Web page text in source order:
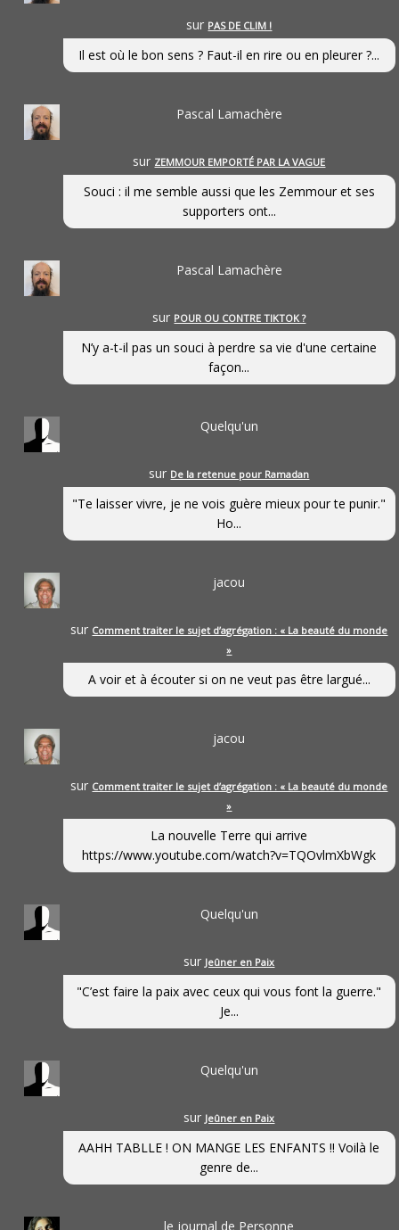
sur PAS DE CLIM !
Il est où le bon sens ? Faut-il en rire ou en pleurer ?...
Pascal Lamachère
sur ZEMMOUR EMPORTÉ PAR LA VAGUE
Souci : il me semble aussi que les Zemmour et ses
supporters ont...
Pascal Lamachère
sur POUR OU CONTRE TIKTOK ?
N’y a-t-il pas un souci à perdre sa vie d'une certaine
façon...
Quelqu'un
sur De la retenue pour Ramadan
"Te laisser vivre, je ne vois guère mieux pour te punir."
Ho...
jacou
sur Comment traiter le sujet d’agrégation : « La beauté du monde
»
A voir et à écouter si on ne veut pas être largué...
jacou
sur Comment traiter le sujet d’agrégation : « La beauté du monde
»
La nouvelle Terre qui arrive
https://www.youtube.com/watch?v=TQOvlmXbWgk
Quelqu'un
sur Jeûner en Paix
"C’est faire la paix avec ceux qui vous font la guerre."
Je...
Quelqu'un
sur Jeûner en Paix
AAHH TABLLE ! ON MANGE LES ENFANTS !! Voilà le
genre de...
le journal de Personne